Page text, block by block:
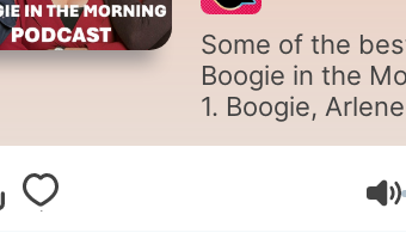
Some of the
Boogie in the
1. Boogie,
ahead and